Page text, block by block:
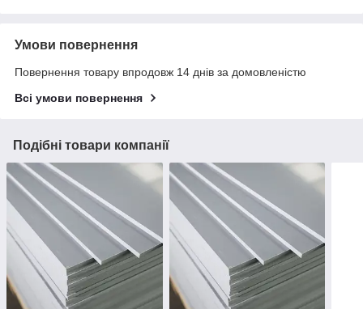
Умови повернення
Повернення товару впродовж 14 днів за домовленістю
Всі умови повернення
Подібні товари компанії